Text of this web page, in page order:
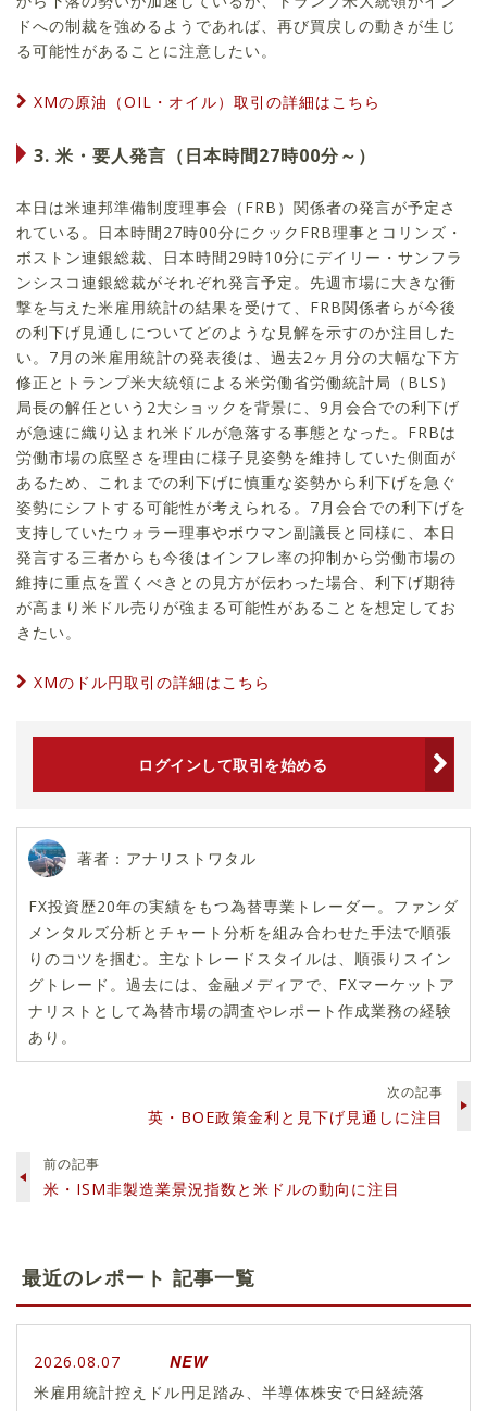
ドへの制裁を強めるようであれば、再び買戻しの動きが生じ
る可能性があることに注意したい。
XMの原油（OIL・オイル）取引の詳細はこちら
3. 米・要人発言（日本時間27時00分～）
本日は米連邦準備制度理事会（FRB）関係者の発言が予定さ
れている。日本時間27時00分にクックFRB理事とコリンズ・
ボストン連銀総裁、日本時間29時10分にデイリー・サンフラ
ンシスコ連銀総裁がそれぞれ発言予定。先週市場に大きな衝
撃を与えた米雇用統計の結果を受けて、FRB関係者らが今後
の利下げ見通しについてどのような見解を示すのか注目した
い。7月の米雇用統計の発表後は、過去2ヶ月分の大幅な下方
修正とトランプ米大統領による米労働省労働統計局（BLS）
局長の解任という2大ショックを背景に、9月会合での利下げ
が急速に織り込まれ米ドルが急落する事態となった。FRBは
労働市場の底堅さを理由に様子見姿勢を維持していた側面が
あるため、これまでの利下げに慎重な姿勢から利下げを急ぐ
姿勢にシフトする可能性が考えられる。7月会合での利下げを
支持していたウォラー理事やボウマン副議長と同様に、本日
発言する三者からも今後はインフレ率の抑制から労働市場の
維持に重点を置くべきとの見方が伝わった場合、利下げ期待
が高まり米ドル売りが強まる可能性があることを想定してお
きたい。
XMのドル円取引の詳細はこちら
ログインして取引を始める
著者：アナリストワタル
FX投資歴20年の実績をもつ為替専業トレーダー。ファンダ
メンタルズ分析とチャート分析を組み合わせた手法で順張
りのコツを掴む。主なトレードスタイルは、順張りスイン
グトレード。過去には、金融メディアで、FXマーケットア
ナリストとして為替市場の調査やレポート作成業務の経験
あり。
前の記事
米・ISM非製造業景況指数と米ドルの動向に注目
次の記事
英・BOE政策金利と見下げ見通しに注目
最近のレポート 記事一覧
2026.08.07 NEW
米雇用統計控えドル円足踏み、半導体株安で日経続落